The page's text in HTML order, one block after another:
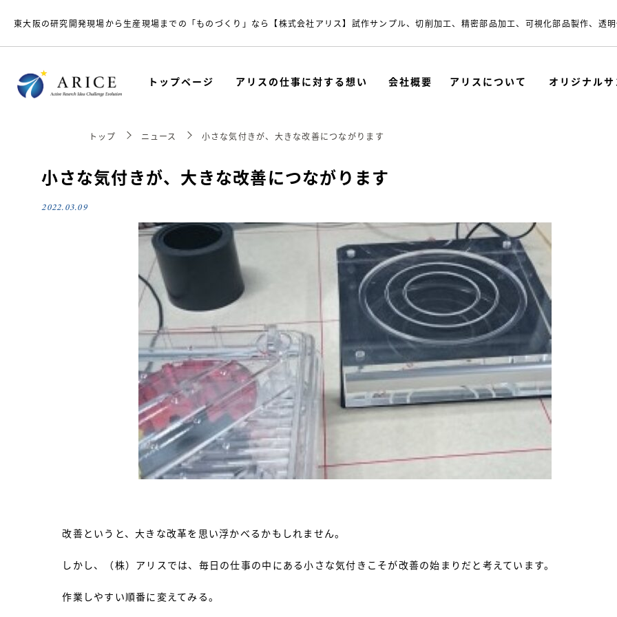
東大阪の研究開発現場から生産現場までの「ものづくり」なら【株式会社アリス】試作サンプル、切削加工、精密部品加工、可視化部品製作、透
トップページ アリスの仕事に対する想い 会社概要 アリスについて オリジナル
トップ ニュース 小さな気付きが、大きな改善につながります
小さな気付きが、大きな改善につながります
2022.03.09
改善というと、大きな改革を思い浮かべるかもしれません。
しかし、（株）アリスでは、毎日の仕事の中にある小さな気付きこそが改善の始まりだと考えています。
作業しやすい順番に変えてみる。